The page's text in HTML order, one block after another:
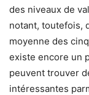
des niveaux de
notant, toutefois,
moyenne des
existe encore un
peuvent trouver
intéressantes